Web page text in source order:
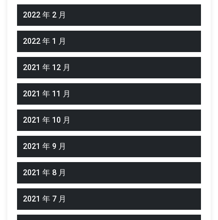
2022 年 2 月
2022 年 1 月
2021 年 12 月
2021 年 11 月
2021 年 10 月
2021 年 9 月
2021 年 8 月
2021 年 7 月